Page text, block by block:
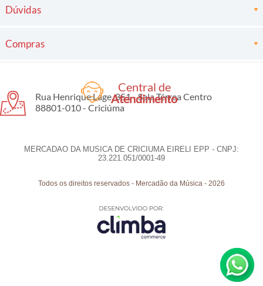
Dúvidas
Compras
Central de
Atendimento
Rua Henrique Lage, 351 - Sala Térrea Centro
88801-010 - Criciúma
MERCADAO DA MUSICA DE CRICIUMA EIRELI EPP - CNPJ:
23.221.051/0001-49
Todos os direitos reservados -Mercadão da Música -2026